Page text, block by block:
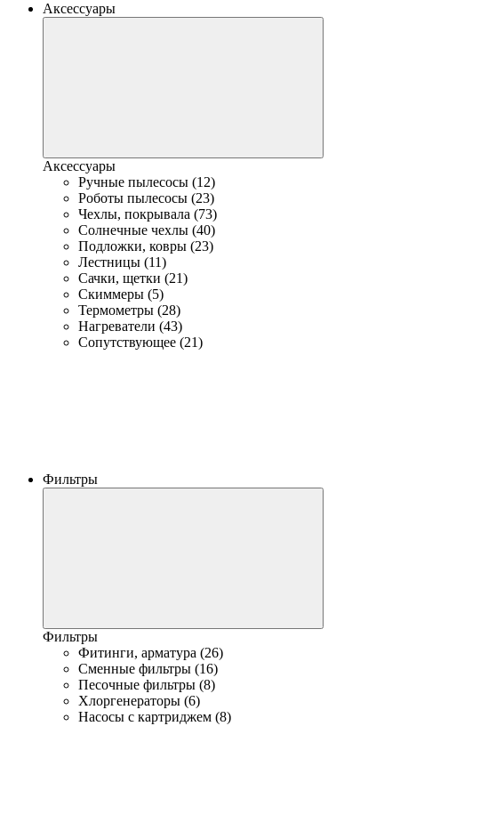
Аксессуары
Аксессуары
Ручные пылесосы (12)
Роботы пылесосы (23)
Чехлы, покрывала (73)
Солнечные чехлы (40)
Подложки, ковры (23)
Лестницы (11)
Сачки, щетки (21)
Скиммеры (5)
Термометры (28)
Нагреватели (43)
Сопутствующее (21)
Фильтры
Фильтры
Фитинги, арматура (26)
Сменные фильтры (16)
Песочные фильтры (8)
Хлоргенераторы (6)
Насосы с картриджем (8)